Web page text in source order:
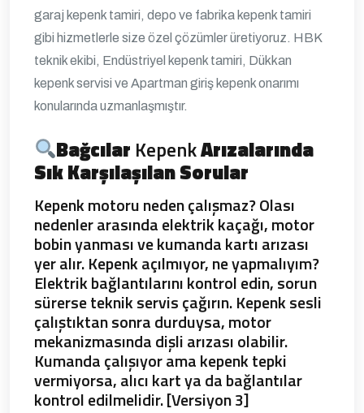
garaj kepenk tamiri, depo ve fabrika kepenk tamiri
gibi hizmetlerle size özel çözümler üretiyoruz. HBK
teknik ekibi, Endüstriyel kepenk tamiri, Dükkan
kepenk servisi ve Apartman giriş kepenk onarımı
konularında uzmanlaşmıştır.
Bağcılar KepenkArızalarında
Sık Karşılaşılan Sorular
Kepenk motoru neden çalışmaz? Olası
nedenler arasında elektrik kaçağı, motor
bobin yanması ve kumanda kartı arızası
yer alır. Kepenk açılmıyor, ne yapmalıyım?
Elektrik bağlantılarını kontrol edin, sorun
sürerse teknik servis çağırın. Kepenk sesli
çalıştıktan sonra durduysa, motor
mekanizmasında dişli arızası olabilir.
Kumanda çalışıyor ama kepenk tepki
vermiyorsa, alıcı kart ya da bağlantılar
kontrol edilmelidir. [Versiyon 3]